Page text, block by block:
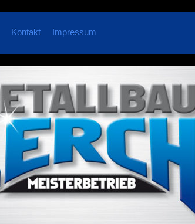
Kontakt Impressum